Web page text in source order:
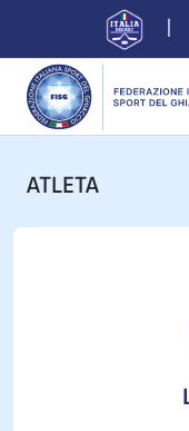
ATLETA